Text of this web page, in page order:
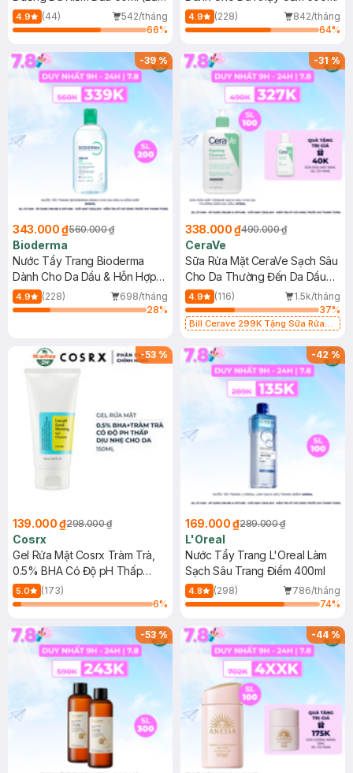
Mới)
4.9 (44)
542/tháng
66%
4.9 (228)
842/tháng
64%
-39%
343.000 ₫560.000 ₫
Bioderma
Nước Tẩy Trang Bioderma
Dành Cho Da Dầu & Hỗn Hợp
500ml
4.9 (228)
698/tháng
28%
-31%
338.000 ₫490.000 ₫
CeraVe
Sữa Rửa Mặt CeraVe Sạch Sâu
Cho Da Thường Đến Da Dầu
473ml
4.9 (116)
1.5k/tháng
37%
Bill Cerave 299K Tặng Sữa Rửa
-53 %
139.000 ₫298.000 ₫
Cosrx
Gel Rửa Mặt Cosrx Tràm Trà,
0.5% BHA Có Độ pH Thấp
150ml
5.0
(173)
6%
-42%
169.000 ₫289.000 ₫
L'Oreal
Nước Tẩy Trang L'Oreal Làm
Sạch Sâu Trang Điểm 400ml
4.8 (298)
786/tháng
74%
-53% -44%